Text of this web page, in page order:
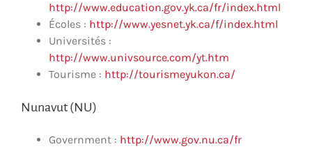
http://www.education.gov.yk.ca/fr/index.html
Écoles : http://www.yesnet.yk.ca/f/index.html
Universités :
http://www.univsource.com/yt.htm
Tourisme : http://tourismeyukon.ca/
Nunavut (NU)
Government : http://www.gov.nu.ca/fr